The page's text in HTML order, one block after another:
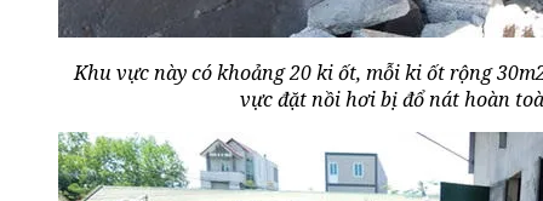
Khu vực này có khoảng 20 ki ốt, mỗi ki ốt rộng
vực đặt nồi hơi bị đổ nát hoàn